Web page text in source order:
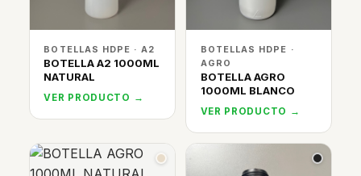
BOTELLAS HDPE · A2
BOTELLA A2 1000ML
NATURAL
VER PRODUCTO →
BOTELLAS HDPE ·
AGRO
BOTELLA AGRO
1000ML BLANCO
VER PRODUCTO →